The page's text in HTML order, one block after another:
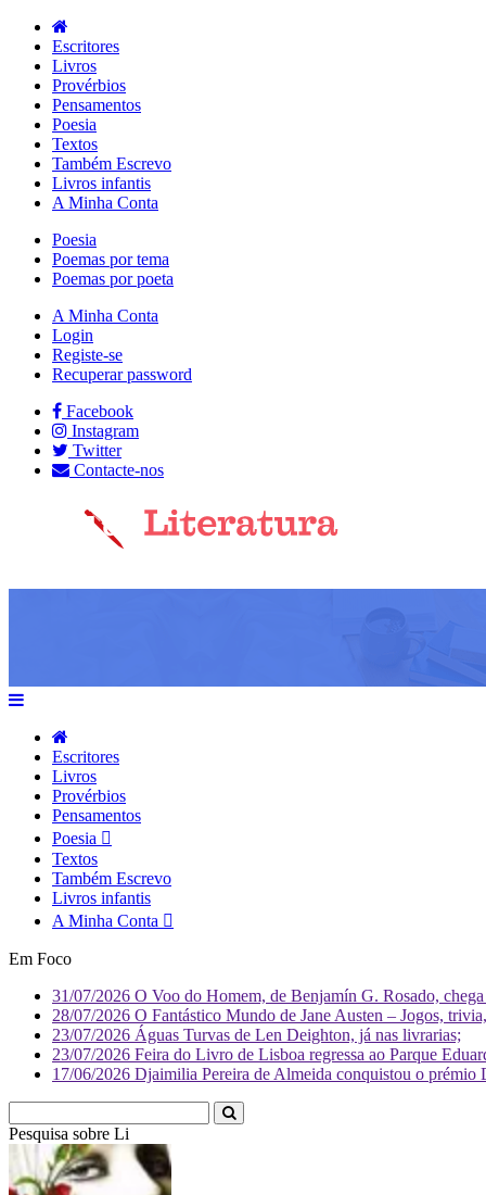
Escritores
Livros
Provérbios
Pensamentos
Poesia
Textos
Também Escrevo
Livros infantis
A Minha Conta
Poesia
Poemas por tema
Poemas por poeta
A Minha Conta
Login
Registe-se
Recuperar password
Facebook
Instagram
Twitter
Contacte-nos
Escritores
Livros
Provérbios
Pensamentos
Poesia
Textos
Também Escrevo
Livros infantis
A Minha Conta
Em Foco
31/07/2026 O Voo do Homem, de Benjamín G. Rosado,
28/07/2026 O Fantástico Mundo de Jane Austen – Jogos,
23/07/2026 Águas Turvas de Len Deighton, já nas livrarias;
23/07/2026 Feira do Livro de Lisboa regressa ao Parque
17/06/2026 Djaimilia Pereira de Almeida conquistou o
Pesquisa sobre Literatura